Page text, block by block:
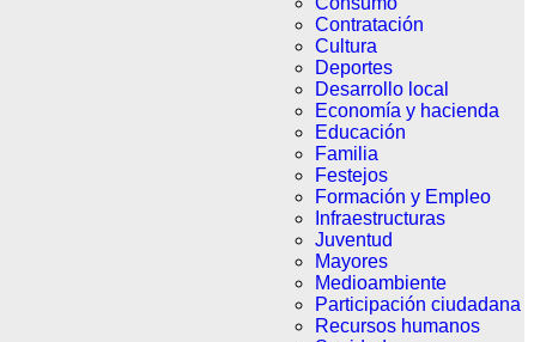
Contratación
Cultura
Deportes
Desarrollo local
Economía y hacienda
Educación
Familia
Festejos
Formación y Empleo
Infraestructuras
Juventud
Mayores
Medioambiente
Participación ciudadana
Recursos humanos